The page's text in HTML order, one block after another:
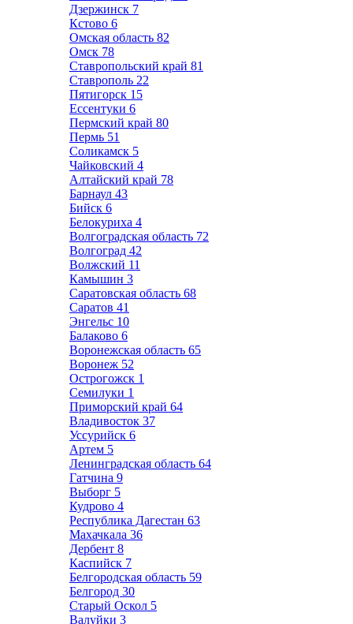
Дзержинск 7
Кстово 6
Омская область 82
Омск 78
Ставропольский край 81
Ставрополь 22
Пятигорск 15
Ессентуки 6
Пермский край 80
Пермь 51
Соликамск 5
Чайковский 4
Алтайский край 78
Барнаул 43
Бийск 6
Белокуриха 4
Волгоградская область 72
Волгоград 42
Волжский 11
Камышин 3
Саратовская область 68
Саратов 41
Энгельс 10
Балаково 6
Воронежская область 65
Воронеж 52
Острогожск 1
Семилуки 1
Приморский край 64
Владивосток 37
Уссурийск 6
Артем 5
Ленинградская область 64
Гатчина 9
Выборг 5
Кудрово 4
Республика Дагестан 63
Махачкала 36
Дербент 8
Каспийск 7
Белгородская область 59
Белгород 30
Старый Оскол 5
Валуйки 3